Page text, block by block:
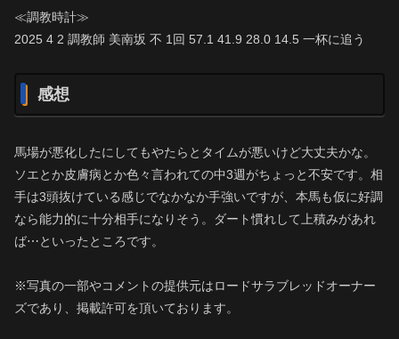
≪調教時計≫
2025 4 2 調教師 美南坂 不 1回 57.1 41.9 28.0 14.5 一杯に追う
感想
馬場が悪化したにしてもやたらとタイムが悪いけど大丈夫かな。
ソエとか皮膚病とか色々言われての中3週がちょっと不安です。相
手は3頭抜けている感じでなかなか手強いですが、本馬も仮に好調
なら能力的に十分相手になりそう。ダート慣れして上積みがあれ
ば⋯といったところです。
※写真の一部やコメントの提供元はロードサラブレッドオーナー
ズであり、掲載許可を頂いております。